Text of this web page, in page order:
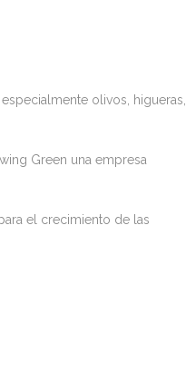
olivos, higueras,
Green una empresa
el crecimiento de las